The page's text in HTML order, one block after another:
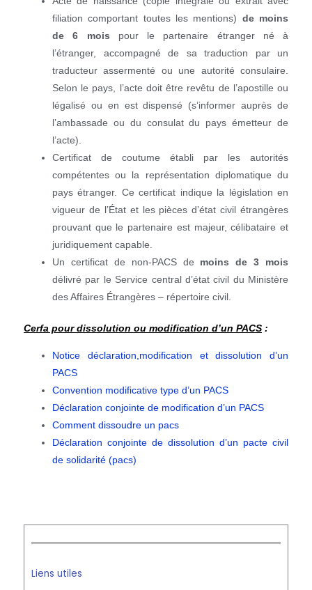
filiation comportant toutes les mentions) de moins
de 6 mois pour le partenaire étranger né à
l’étranger, accompagné de sa traduction par un
traducteur assermenté ou une autorité consulaire.
Selon le pays, l’acte doit être revêtu de l’apostille ou
légalisé ou en est dispensé (s’informer auprès de
l’ambassade ou du consulat du pays émetteur de
l’acte).
Certificat de coutume établi par les autorités
compétentes ou la représentation diplomatique du
pays étranger. Ce certificat indique la législation en
vigueur de l’État et les pièces d’état civil étrangères
prouvant que le partenaire est majeur, célibataire et
juridiquement capable.
Un certificat de non-PACS de moins de 3 mois
délivré par le Service central d’état civil du Ministère
des Affaires Étrangères – répertoire civil.
Cerfa pour dissolution ou modification d’un PACS :
Notice déclaration,modification et dissolution d’un
PACS
Convention modificative type d’un PACS
Déclaration conjointe de modification d’un PACS
Comment dissoudre un pacs
Déclaration conjointe de dissolution d’un pacte civil
de solidarité (pacs)
Liens utiles